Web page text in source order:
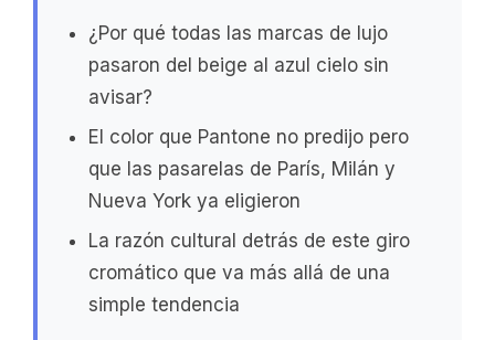
¿Por qué todas las marcas de lujo
pasaron del beige al azul cielo sin
avisar?
El color que Pantone no predijo pero
que las pasarelas de París, Milán y
Nueva York ya eligieron
La razón cultural detrás de este giro
cromático que va más allá de una
simple tendencia